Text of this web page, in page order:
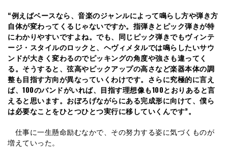
“例えばベースなら、音楽のジャンルによって鳴らし方や弾き方
自体が変わってくるじゃないですか。指弾きとピック弾きが特
にわかりやすいですよね。でも、同じピック弾きでもヴィンテ
ージ・スタイルのロックと、ヘヴィメタルでは鳴らしたいサウ
ンドが大きく変わるのでピッキングの角度や強さも違ってく
る。そうすると、弦高やピックアップの高さなど楽器本体の調
整も目指す方向が異なっていくわけです。さらに究極的に言え
ば、100のバンドがいれば、目指す理想像も100とおりあると言
えると思います。おぼろげながらにある完成形に向けて、僕ら
は必要なことをひとつひとつ実行に移していくんです”。
仕事に一生懸命励むなかで、その努力する姿に気づくものが
増えていった。